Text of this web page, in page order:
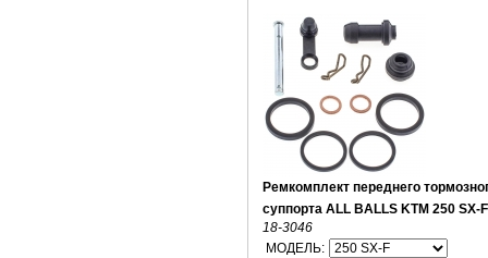
Ремкомплект переднего
суппорта ALL BALLS KTM 250 SX-F
18-3046
МОДЕЛЬ: